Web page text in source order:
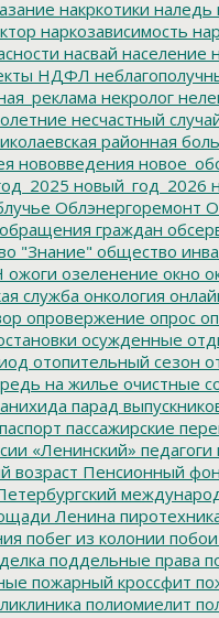
накркотики наледь
наркозависимость
насвай население
НДФЛ
некролог
несчастный
районная
нововведения
новый_год_2026
Облэнергоремонт
обращения граждан
"Знание" общество
ожоги озеленение окно
служба онкология
опровержение опрос
осужденные
отопительный сезон
на жилье очистные
парад
паспорт пассажирские
«Ленинский» педагоги
возраст Пенсионный
Ленина
побег из колонии побои
поддельные права
пожарный кроссфит
полиомиелит